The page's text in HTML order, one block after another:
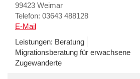
99423 Weimar
Telefon: 03643 488128
E-Mail
Leistungen: Beratung
Migrationsberatung für erwachsene
Zugewanderte